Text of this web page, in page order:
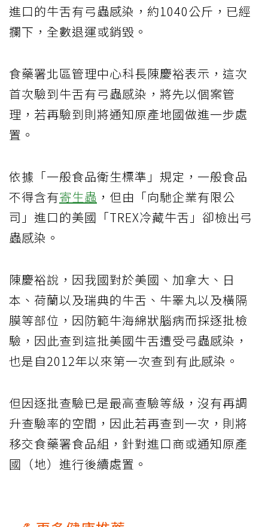
進口的牛舌有弓蟲感染，約1040公斤，已經
攔下，全數退運或銷毀。
食藥署北區管理中心科長陳慶裕表示，這次
首次驗到牛舌有弓蟲感染，將先以個案管
理，若再驗到則將通知原產地國做進一步處
置。
依據「一般食品衛生標準」規定，一般食品
不得含有寄生蟲 ，但由「向馳企業有限公
司」進口的美國「TREX冷藏牛舌」卻檢出弓
蟲感染。
陳慶裕說，因我國對於美國、加拿大、日
本、荷蘭以及瑞典的牛舌、牛睪丸以及橫隔
膜等部位，因防範牛海綿狀腦病而採逐批檢
驗，因此查到這批美國牛舌遭受弓蟲感染，
也是自2012年以來第一次查到有此感染。
但因逐批查驗已是最高查驗等級，沒有再調
升查驗率的空間，因此若再查到一次，則將
移交食藥署食品組，針對進口商或通知原產
國（地）進行後續處置。